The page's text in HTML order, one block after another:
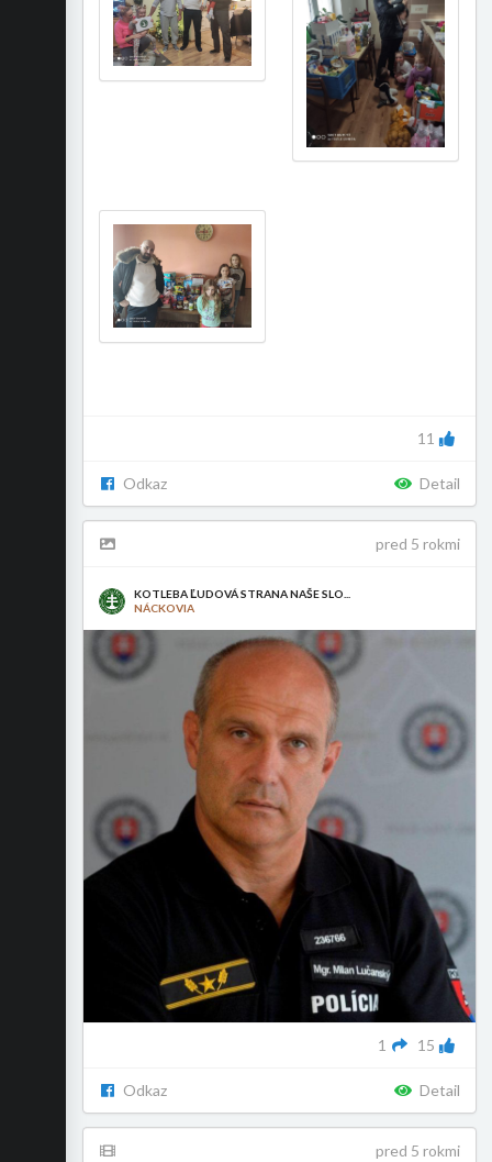
11
Odkaz Detail
pred 5 rokmi
KOTLEBA ĽUDOVÁ STRANA NAŠE SLO...
NÁCKOVIA
15
1
Odkaz Detail
pred 5 rokmi